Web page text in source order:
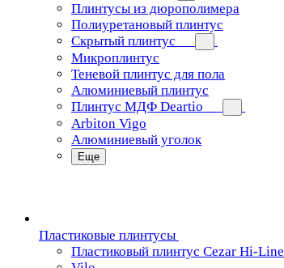
Плинтусы из дюрополимера
Полиуретановый плинтус
Скрытый плинтус
Микроплинтус
Теневой плинтус для пола
Алюминиевый плинтус
Плинтус МДФ Deartio
Arbiton Vigo
Алюминиевый уголок
Еще
Пластиковые плинтусы
Пластиковый плинтус Cezar Hi-Line